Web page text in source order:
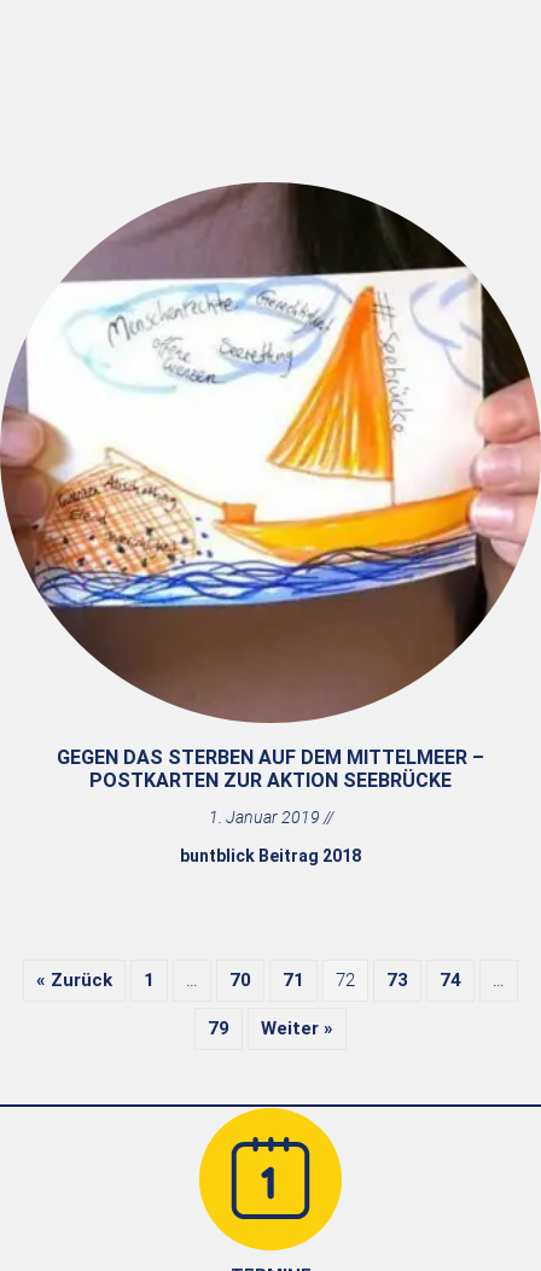
GEGEN DAS STERBEN AUF DEM MITTELMEER –
POSTKARTEN ZUR AKTION SEEBRÜCKE
1. Januar 2019
buntblick Beitrag 2018
« Zurück 1 … 70 71 72 73 74 …
79 Weiter »